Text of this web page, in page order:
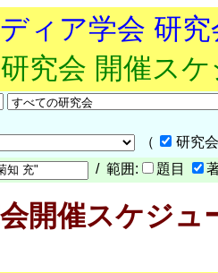
ィア学会 研
研究会 開催ス
（
研究
/ 範囲: 題目
開催スケジュ